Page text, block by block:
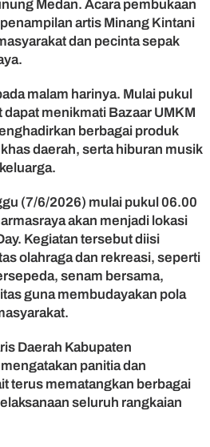
Medan. Acara pembukaan
artis Minang Kintani
dan pecinta sepak
malam harinya. Mulai pukul
menikmati Bazaar UMKM
berbagai produk
daerah, serta hiburan musik
(7/6/2026) mulai pukul 06.00
akan menjadi lokasi
Kegiatan tersebut diisi
olahraga dan rekreasi, seperti
senam bersama,
guna membudayakan pola
Daerah Kabupaten
panitia dan
terus mematangkan berbagai
seluruh rangkaian